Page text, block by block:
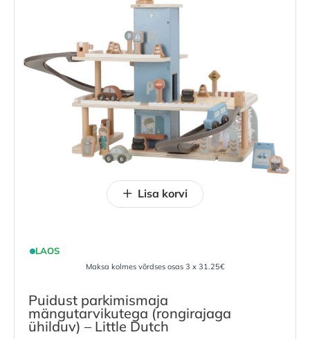
LAOS
Maksa kolmes võrdses osas 3 x 31.25€
Puidust parkimismaja
mängutarvikutega (rongirajaga
ühilduv) – Little Dutch
Lisa korvi